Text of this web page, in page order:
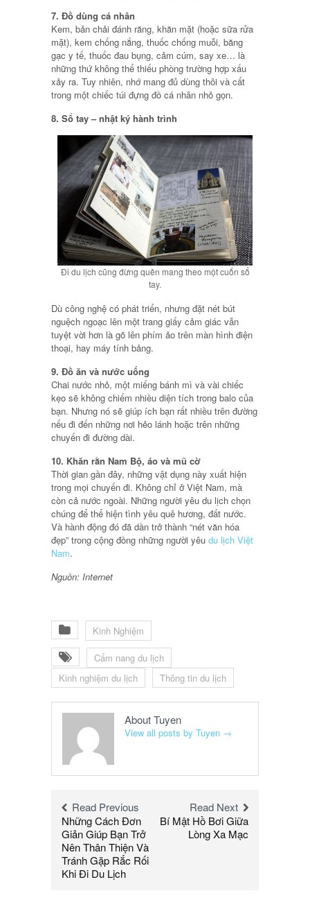
7. Đồ dùng cá nhân
Kem, bản chải đánh răng, khăn mặt (hoặc sữa rửa
mặt), kem chống nắng, thuốc chống muỗi, băng
gạc y tế, thuốc đau bụng, cảm cúm, say xe… là
những thứ không thể thiếu phòng trường hợp xấu
xảy ra. Tuy nhiên, nhớ mang đủ dùng thôi và cất
trong một chiếc túi đựng đồ cá nhân nhỏ gọn.
8. Sổ tay – nhật ký hành trình
Đi du lịch cũng đừng quên mang theo một cuốn sổ
tay.
Dù công nghệ có phát triển, nhưng đặt nét bút
nguệch ngoạc lên một trang giấy cảm giác vẫn
tuyệt vời hơn là gõ lên phím ảo trên màn hình điện
thoại, hay máy tính bảng.
9. Đồ ăn và nước uống
Chai nước nhỏ, một miếng bánh mì và vài chiếc
kẹo sẽ không chiếm nhiều diện tích trong balo của
bạn. Nhưng nó sẽ giúp ích bạn rất nhiều trên đường
nếu đi đến những nơi hẻo lánh hoặc trên những
chuyến đi đường dài.
10. Khăn rằn Nam Bộ, áo và mũ cờ
Thời gian gần đây, những vật dụng này xuất hiện
trong mọi chuyến đi. Không chỉ ở Việt Nam, mà
còn cả nước ngoài. Những người yêu du lịch chọn
chúng để thể hiện tình yêu quê hương, đất nước.
Và hành động đó đã dần trở thành “nét văn hóa
đẹp” trong cộng đồng những người yêu du lịch Việt
Nam.
Nguồn: Internet
Kinh Nghiệm
Cẩm nang du lịch
Kinh nghiệm du lịch
Thông tin du lịch
About Tuyen
View all posts by Tuyen →
Read Previous
Những Cách Đơn
Giản Giúp Bạn Trở
Nên Thân Thiện Và
Tránh Gặp Rắc Rối
Khi Đi Du Lịch
Read Next
Bí Mật Hồ Bơi Giữa
Lòng Xa Mạc